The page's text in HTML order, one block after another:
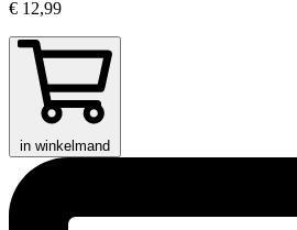
€ 12,99
in winkelmand